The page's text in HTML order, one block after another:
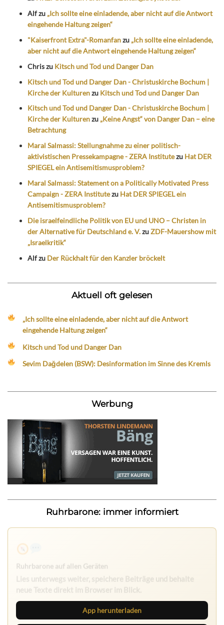
Alfzu „Ich sollte eine einladende, aber nicht auf die Antwort
eingehende Haltung zeigen“
"Kaiserfront Extra"-Romanfanzu „Ich sollte eine einladende,
aber nicht auf die Antwort eingehende Haltung zeigen“
Chriszu Kitsch und Tod und Danger Dan
Kitsch und Tod und Danger Dan - Christuskirche Bochum |
Kirche der Kulturenzu Kitsch und Tod und Danger Dan
Kitsch und Tod und Danger Dan - Christuskirche Bochum |
Kirche der Kulturenzu „Keine Angst“ von Danger Dan – eine
Betrachtung
Maral Salmassi: Stellungnahme zu einer politisch-
aktivistischen Pressekampagne - ZERA Institutezu Hat DER
SPIEGEL ein Antisemitismusproblem?
Maral Salmassi: Statement on a Politically Motivated Press
Campaign - ZERA Institutezu Hat DER SPIEGEL ein
Antisemitismusproblem?
Die israelfeindliche Politik von EU und UNO – Christen in
der Alternative für Deutschland e. V.zuZDF-Mauershow mit
„Israelkritik“
Alfzu Der Rückhalt für den Kanzler bröckelt
Aktuell oft gelesen
„Ich sollte eine einladende, aber nicht auf die Antwort
eingehende Haltung zeigen“
Kitsch und Tod und Danger Dan
Sevim Dağdelen (BSW): Desinformation im Sinne des Kremls
Werbung
Ruhrbarone: immer informiert
Lies unterwegs weiter, speichere Beiträge und behalte
neue Texte direkt im Browser im Blick.
App herunterladen